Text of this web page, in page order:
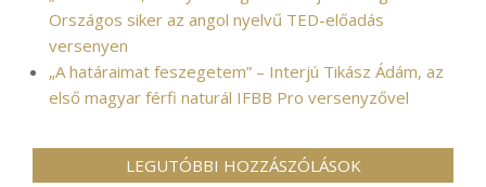
Országos siker az angol nyelvű TED-előadás
versenyen
„A határaimat feszegetem” – Interjú Tikász Ádám, az
első magyar férfi naturál IFBB Pro versenyzővel
LEGUTÓBBI HOZZÁSZÓLÁSOK